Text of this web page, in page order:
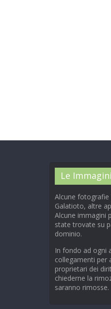
Le
Alcune
Galatioto, altre
Alcune immagini
state trovate su
dominio.
In fondo ad ogni
collegamenti per
proprietari dei
chiederne la
saranno rimosse.